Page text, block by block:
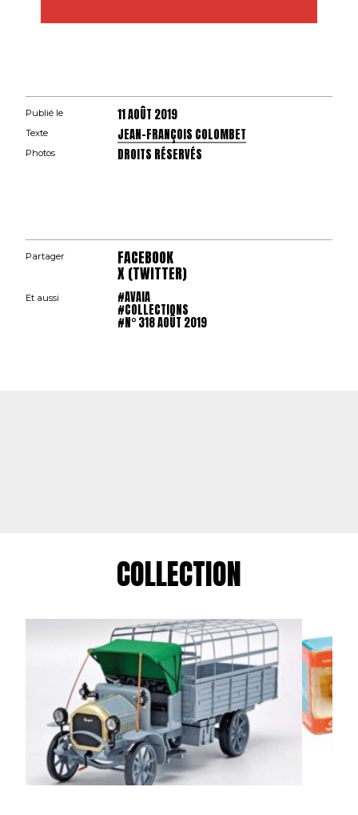
Publié le 11 AOÛT 2019
Texte JEAN-FRANÇOIS COLOMBET
Photos DROITS RÉSERVÉS
Partager FACEBOOK
X (TWITTER)
Et aussi #AVAIA
#COLLECTIONS
#N° 318 AOÛT 2019
COLLECTION